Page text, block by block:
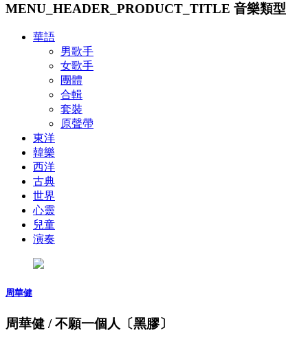
MENU_HEADER_PRODUCT_TITLE 音樂類型
華語
男歌手
女歌手
團體
合輯
套裝
原聲帶
東洋
韓樂
西洋
古典
世界
心靈
兒童
演奏
周華健
周華健 / 不願一個人〔黑膠〕